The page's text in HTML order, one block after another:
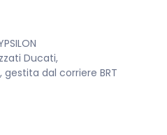
Ducati,
dal corriere BRT